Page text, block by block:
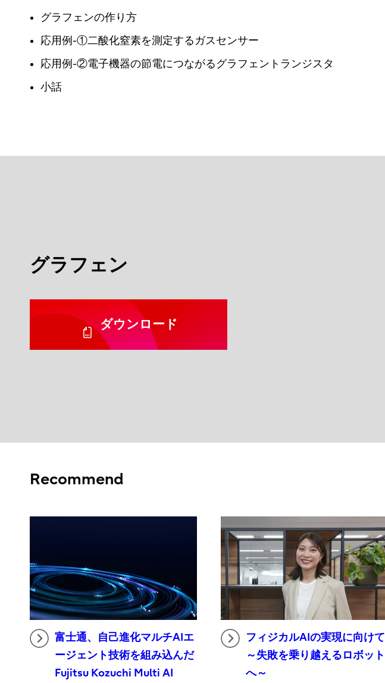
グラフェンの作り方
応用例-①二酸化窒素を測定するガスセンサー
応用例-②電子機器の節電につながるグラフェントランジスタ
小話
グラフェン
ダウンロード
Recommend
富士通、自己進化マルチAIエ
ージェント技術を組み込んだ
Fujitsu Kozuchi Multi AI
フィジカルAIの実現に向けて
～失敗を乗り越えるロボット
へ～